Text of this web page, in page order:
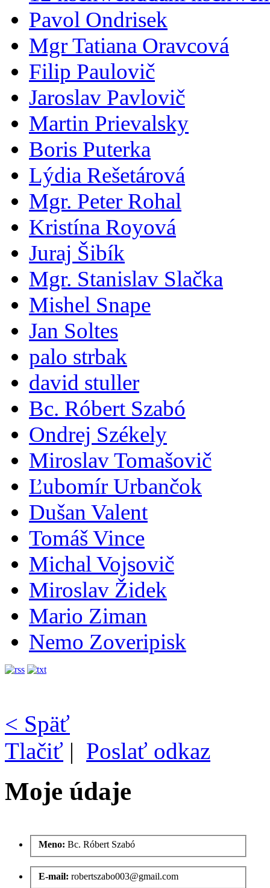
Pavol Ondrisek
Mgr Tatiana Oravcová
Filip Paulovič
Jaroslav Pavlovič
Martin Prievalsky
Boris Puterka
Lýdia Rešetárová
Mgr. Peter Rohal
Kristína Royová
Juraj Šibík
Mgr. Stanislav Slačka
Mishel Snape
Jan Soltes
palo strbak
david stuller
Bc. Róbert Szabó
Ondrej Székely
Miroslav Tomašovič
Ľubomír Urbančok
Dušan Valent
Tomáš Vince
Michal Vojsovič
Miroslav Židek
Mario Ziman
Nemo Zoveripisk
< Späť
Tlačiť | Poslať odkaz
Moje údaje
Meno: Bc. Róbert Szabó
E-mail: robertszabo003@gmail.com